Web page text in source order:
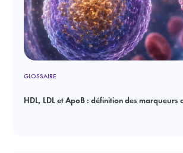
GLOSSAIRE
HDL, LDL et ApoB : définition des marqueurs